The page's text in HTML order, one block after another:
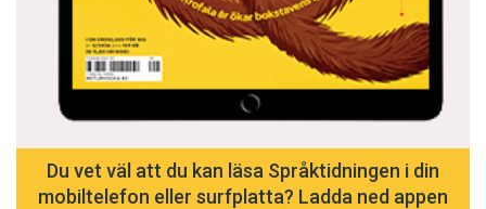
Du vet väl att du kan läsa Språktidningen i din
mobiltelefon eller surfplatta? Ladda ned appen